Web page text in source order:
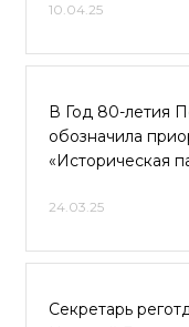
10.04.25
В Год 80-летия
обозначила
«Историческая
24.03.25
Секретарь